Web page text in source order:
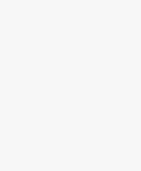
تتضمن تذاكر منفصلة من
المرتبطة بكل شركة طيران
حال تعطل السفر، يمكن أن